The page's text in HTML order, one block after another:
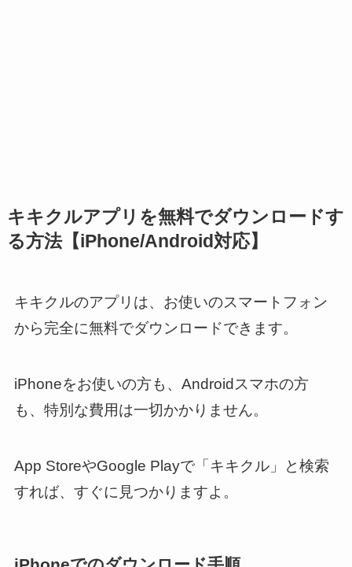
キキクルアプリを無料でダウンロードす
る方法【iPhone/Android対応】
キキクルのアプリは、お使いのスマートフォン
から完全に無料でダウンロードできます。
iPhoneをお使いの方も、Androidスマホの方
も、特別な費用は一切かかりません。
App StoreやGoogle Playで「キキクル」と検索
すれば、すぐに見つかりますよ。